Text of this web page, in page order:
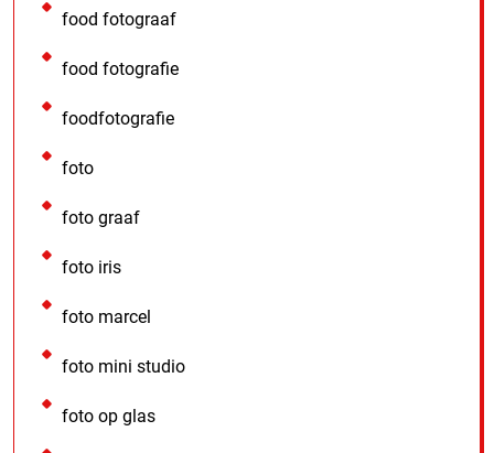
food fotograaf
food fotografie
foodfotografie
foto
foto graaf
foto iris
foto marcel
foto mini studio
foto op glas